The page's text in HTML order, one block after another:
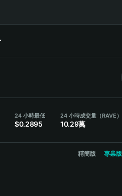
24 小時最低
$0.2895
24 小時成交量（RAVE）
10.29萬
精簡版 專業版